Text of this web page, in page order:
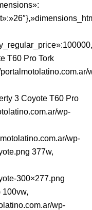
T60 Pro Tork
3 Coyote T60 Pro
wp-
wp-
377w,
300×277.png
100vw,
wp-